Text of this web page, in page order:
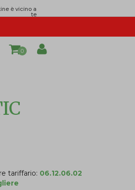
è vicino a
te
0
tariffario: 06.12.06.02